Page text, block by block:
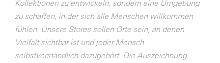
Kollektionen zu entwickeln, sondern eine Umgebung
zu schaffen, in der sich alle Menschen willkommen
fühlen. Unsere Stores sollen Orte sein, an denen
Vielfalt sichtbar ist und jeder Mensch
selbstverständlich dazugehört. Die Auszeichnung